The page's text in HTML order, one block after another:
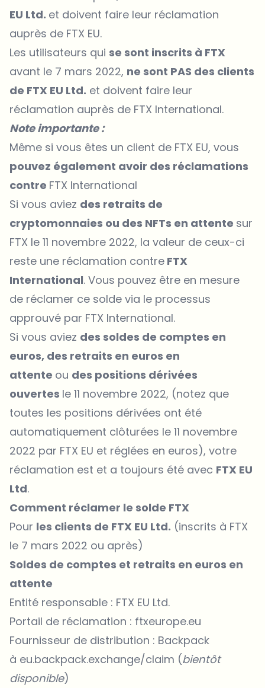
EU Ltd. et doivent faire leur réclamation
auprès de FTX EU.
Les utilisateurs qui se sont inscrits à FTX
avant le 7 mars 2022, ne sont PAS des clients
de FTX EU Ltd. et doivent faire leur
réclamation auprès de FTX International.
Note importante :
Même si vous êtes un client de FTX EU, vous
pouvez également avoir des réclamations
contre FTX International
Si vous aviez des retraits de
cryptomonnaies ou des NFTs en attente sur
FTX le 11 novembre 2022, la valeur de ceux-ci
reste une réclamation contre FTX
International. Vous pouvez être en mesure
de réclamer ce solde via le processus
approuvé par FTX International.
Si vous aviez des soldes de comptes en
euros, des retraits en euros en
attente ou des positions dérivées
ouvertes le 11 novembre 2022, (notez que
toutes les positions dérivées ont été
automatiquement clôturées le 11 novembre
2022 par FTX EU et réglées en euros), votre
réclamation est et a toujours été avec FTX EU
Ltd.
Comment réclamer le solde FTX
Pour les clients de FTX EU Ltd. (inscrits à FTX
le 7 mars 2022 ou après)
Soldes de comptes et retraits en euros en
attente
Entité responsable : FTX EU Ltd.
Portail de réclamation : ftxeurope.eu
Fournisseur de distribution : Backpack
à eu.backpack.exchange/claim (bientôt
disponible)